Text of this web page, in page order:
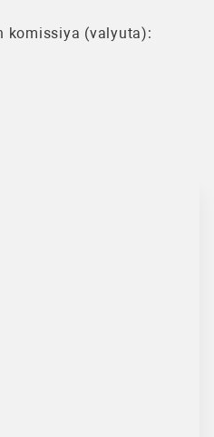
komissiya (valyuta):